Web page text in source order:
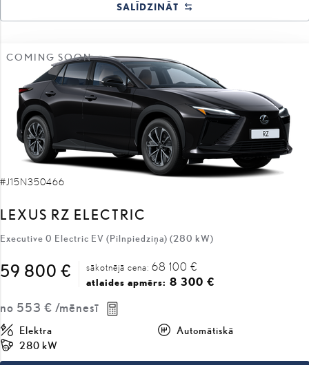
SALĪDZINĀT
COMING SOON
#J15N350466
LEXUS RZ ELECTRIC
Executive 0 Electric EV (Pilnpiedziņa) (280 kW)
59 800 € sākotnējā cena: 68 100 €
atlaides apmērs: 8 300 €
no 553 € /mēnesī
Elektra
Automātiskā
280 kW